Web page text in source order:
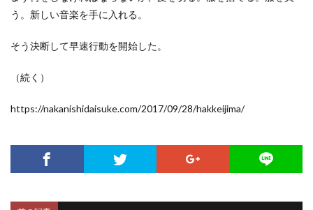
う。新しい音楽を手に入れる。
そう決断して早速行動を開始した。
（続く）
https://nakanishidaisuke.com/2017/09/28/hakkeijima/